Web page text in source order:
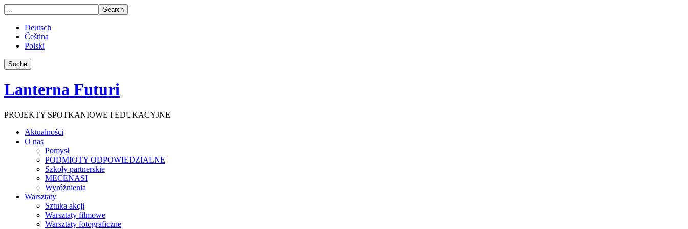
Deutsch
Čeština
Polski
Suche
Lanterna Futuri
PROJEKTY SPOTKANIOWE I EDUKACYJNE
Aktualności
O nas
Pomysł
PODMIOTY ODPOWIEDZIALNE
Szkoły partnerskie
MECENASI
Wyróżnienia
Warsztaty
Sztuka akcji
Warsztaty filmowe
Warsztaty fotograficzne